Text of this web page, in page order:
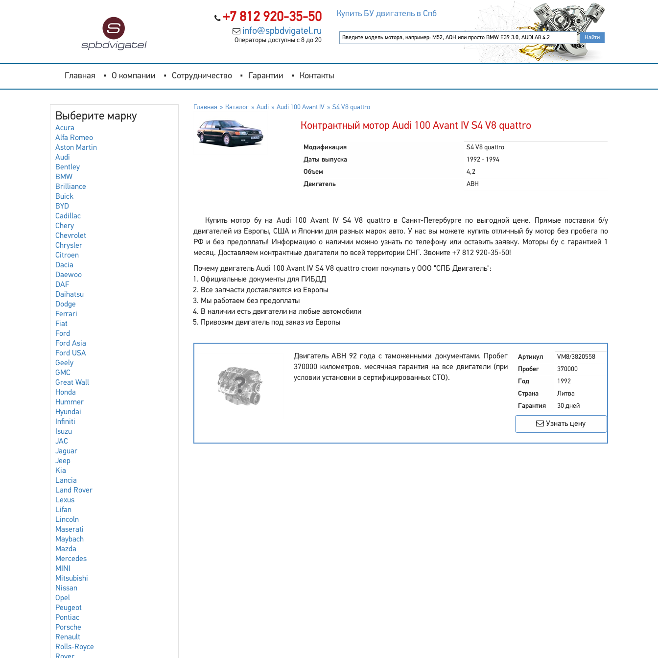
+7 812 920-35-50
info@spbdvigatel.ru
Операторы доступны с 8 до 20
Купить БУ двигатель в Спб
Главная О компании Сотрудничество Гарантии Контакты
Выберите марку
Acura
Alfa Romeo
Aston Martin
Audi
Bentley
BMW
Brilliance
Buick
BYD
Cadillac
Chery
Chevrolet
Chrysler
Citroen
Dacia
Daewoo
DAF
Daihatsu
Dodge
Ferrari
Fiat
Ford
Ford Asia
Ford USA
Geely
GMC
Great Wall
Honda
Hummer
Hyundai
Infiniti
Isuzu
JAC
Jaguar
Jeep
Kia
Lancia
Land Rover
Lexus
Lifan
Lincoln
Maserati
Maybach
Mazda
Mercedes
MINI
Mitsubishi
Nissan
Opel
Peugeot
Pontiac
Porsche
Renault
Rolls-Royce
Главная Каталог Audi Audi 100 Avant IV S4 V8 quattro
Контрактный мотор Audi 100 Avant IV S4 V8 quattro
Модификация
S4 V8 quattro
Даты выпуска
1992 - 1994
Объем
4,2
Двигатель
ABH
Купить мотор бу на Audi 100 Avant IV S4 V8 quattro в Санкт-Петербурге по выгодной цене. Прямые поставки б/у
двигателей из Европы, США и Японии для разных марок авто. У нас вы можете купить отличный бу мотор без пробега по
РФ и без предоплаты! Информацию о наличии можно узнать по телефону или оставить заявку. Моторы бу с гарантией 1
месяц. Доставляем контрактные двигатели по всей территории СНГ. Звоните +7 812 920-35-50!
Почему двигатель Audi 100 Avant IV S4 V8 quattro стоит покупать у ООО "СПБ Двигатель":
Официальные документы для ГИБДД
Все запчасти доставляются из Европы
Мы работаем без предоплаты
В наличии есть двигатели на любые автомобили
Привозим двигатель под заказ из Европы
Двигатель ABH 92 года с таможенными документами. Пробег
370000 километров. месячная гарантия на все двигатели (при
условии установки в сертифицированных СТО).
Артикул
VM8/3820558
Пробег
370000
Год
1992
Страна
Литва
Гарантия
30 дней
Узнать цену